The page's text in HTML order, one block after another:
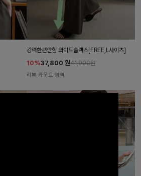
강력한편안함 와이드슬랙스[FREE,L사이즈]
10%37,800 원41,900원
리뷰 카운트 영역